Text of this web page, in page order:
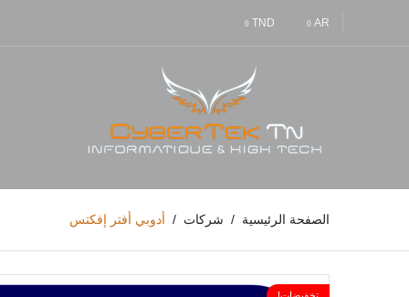
AR
TND
الصفحة الرئيسية شركات أدوبي أفتر إفكتس